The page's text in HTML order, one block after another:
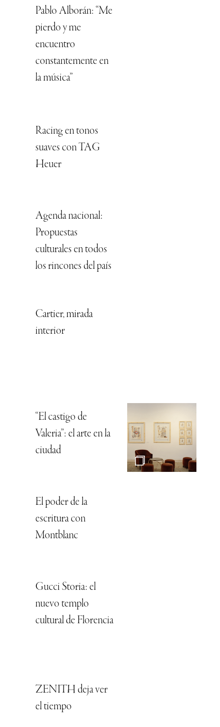
Pablo Alborán: “Me
pierdo y me
encuentro
constantemente en
la música”
Racing en tonos
suaves con TAG
Heuer
Agenda nacional:
Propuestas
culturales en todos
los rincones del país
Cartier, mirada
interior
“El castigo de
Valeria”: el arte en la
ciudad
El poder de la
escritura con
Montblanc
Gucci Storia: el
nuevo templo
cultural de Florencia
ZENITH deja ver
el tiempo